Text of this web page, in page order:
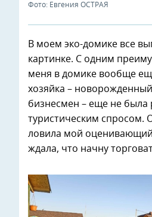
Фото: Евгения ОСТРАЯ
В моем эко-домике все
картинке. С одним
меня в домике вообще
хозяйка –
бизнесмен – еще не была
туристическим спросом.
ловила мой оценивающий
ждала, что начну